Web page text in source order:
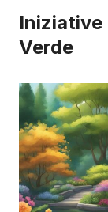
Iniziative
Verde